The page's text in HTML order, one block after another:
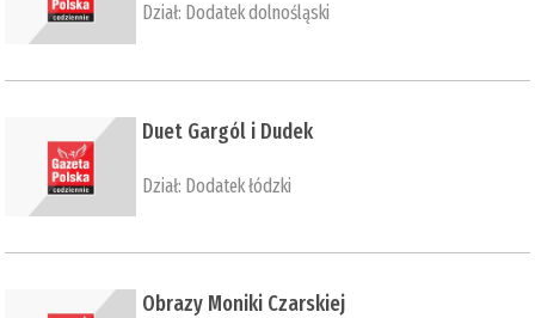
Dział: Dodatek dolnośląski
​Duet Gargól i Dudek
Dział: Dodatek łódzki
Obrazy Moniki Czarskiej